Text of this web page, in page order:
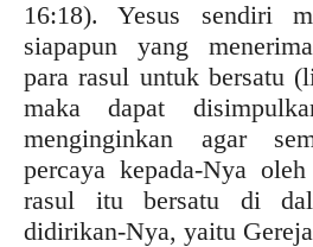
16:18). Yesus sendiri
siapapun yang
para rasul untuk bersatu
maka dapat
menginginkan agar
percaya kepada-Nya
rasul itu bersatu di
didirikan-Nya, yaitu